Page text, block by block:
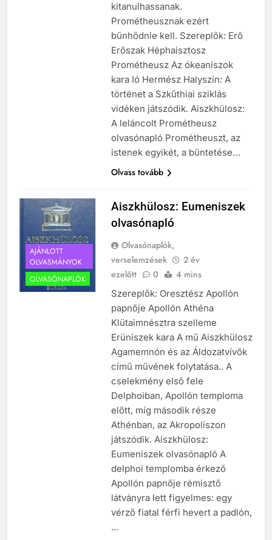
kitanulhassanak.
Prométheusznak ezért
bűnhődnie kell. Szereplők: Erő
Erőszak Héphaisztosz
Prométheusz Az ókeaniszok
kara Ió Hermész Halyszín: A
történet a Szkűthiai sziklás
vidéken játszódik. Aiszkhülosz:
A leláncolt Prométheusz
olvasónapló Prométheuszt, az
istenek egyikét, a büntetése…
Olvass tovább
AJÁNLOTT
OLVASMÁNYOK
OLVASÓNAPLÓK
Aiszkhülosz: Eumeniszek
olvasónapló
Olvasónaplók,
verselemzések
2 év
ezelőtt
0 4 mins
Szereplők: Oresztész Apollón
papnője Apollón Athéna
Klütaimnésztra szelleme
Erüniszek kara A mű Aiszkhülosz
Agamemnón és az Áldozatvívők
című művének folytatása.. A
cselekmény első fele
Delphoiban, Apollón temploma
előtt, míg második része
Athénban, az Akropoliszon
játszódik. Aiszkhülosz:
Eumeniszek olvasónapló A
delphoi templomba érkező
Apollón papnője rémisztő
látványra lett figyelmes: egy
vérző fiatal férfi hevert a padlón,
…